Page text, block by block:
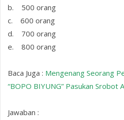
b. 500 orang
c. 600 orang
d. 700 orang
e. 800 orang
Baca Juga : Mengenang Seorang
“BOPO BIYUNG” Pasukan Srobot
Jawaban :